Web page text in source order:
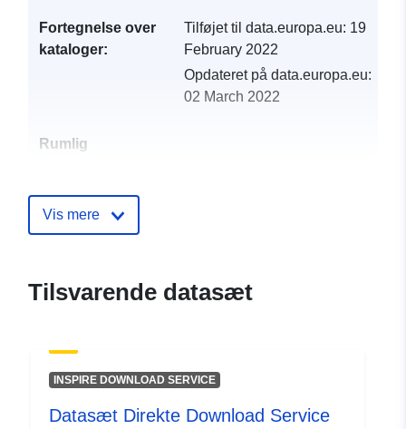
Fortegnelse over
kataloger:
Tilføjet til data.europa.eu: 19
February 2022
Opdateret på data.europa.eu:
02 March 2022
Rumlig
Identifikatorer:
5904-483d-90d7-
120066022-srv-b6209a1a-f494-
40fa-a29f-23c34b172823
Vis mere
Tilsvarende datasæt
INSPIRE DOWNLOAD SERVICE
Datasæt Direkte Download Service